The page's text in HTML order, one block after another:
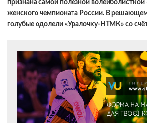
признана самой полезной волейболисткой
женского чемпионата России. В
голубые одолели «Уралочку-НТМК» со